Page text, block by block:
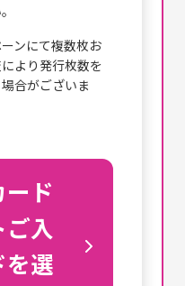
ンにて複数枚お
より発行枚数を
合がございま
ード
ご入
を選